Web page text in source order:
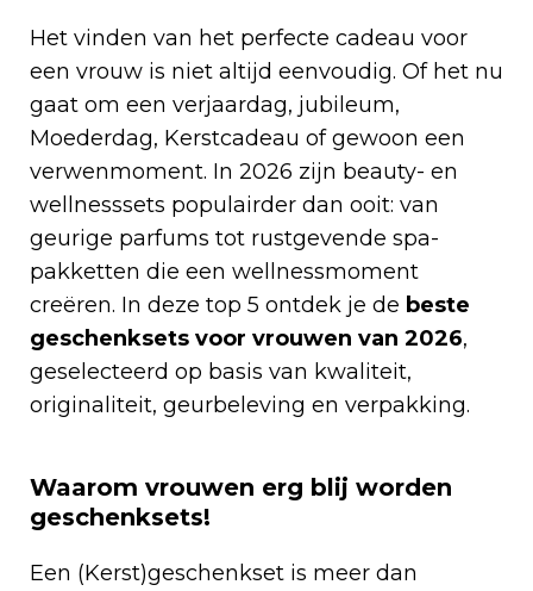
Het vinden van het perfecte cadeau voor
een vrouw is niet altijd eenvoudig. Of het nu
gaat om een verjaardag, jubileum,
Moederdag, Kerstcadeau of gewoon een
verwenmoment. In 2026 zijn beauty- en
wellnesssets populairder dan ooit: van
geurige parfums tot rustgevende spa-
pakketten die een wellnessmoment
creëren. In deze top 5 ontdek je de beste
geschenksets voor vrouwen van 2026,
geselecteerd op basis van kwaliteit,
originaliteit, geurbeleving en verpakking.
Waarom vrouwen erg blij worden
geschenksets!
Een (Kerst)geschenkset is meer dan